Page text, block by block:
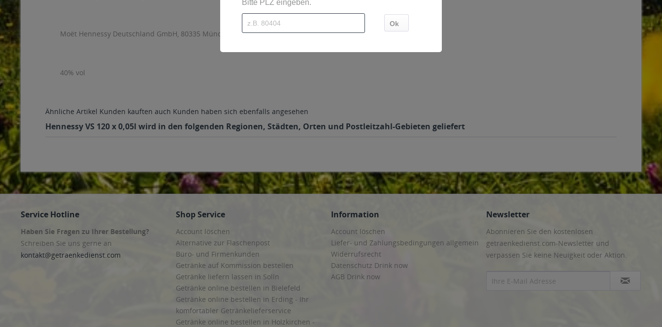
Moët Hennessy Deutschland GmbH, 80335 München, Deutschland
40% vol
Ähnliche Artikel Kunden kauften auch Kunden haben sich ebenfalls angesehen
Hennessy VS 120 x 0,05l wird in den folgenden Regionen, Städten, Orten und Postleitzahl-Gebieten geliefert
Service Hotline
Haben Sie Fragen zu Ihrer Bestellung?
Schreiben Sie uns gerne an
kontakt@getraenkedienst.com
Shop Service
Account löschen
Alternative zur Flaschenpost
Büro- und Firmenkunden
Getränke auf Kommission bestellen
Getränke liefern lassen in Solln
Getränke online bestellen in Bielefeld
Getränke online bestellen in Erding - Ihr
komfortabler Getränkelieferservice
Getränke online bestellen in Holzkirchen -
Information
Account löschen
Liefer- und Zahlungsbedingungen allgemein
Widerrufsrecht
Datenschutz Drink now
AGB Drink now
Newsletter
Abonnieren Sie den kostenlosen
getraenkedienst.com-Newsletter und
verpassen Sie keine Neuigkeit oder Aktion.